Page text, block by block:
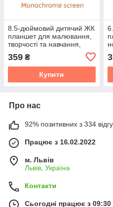
8.5-дюймовий дитячий ЖК
планшет для малювання,
творчості та навчання,
359 ₴
Купити
Про нас
92% позитивних з 334
Працює з 16.02.2022
м. Львів
Львів, Україна
Контакти
Сьогодні працює з